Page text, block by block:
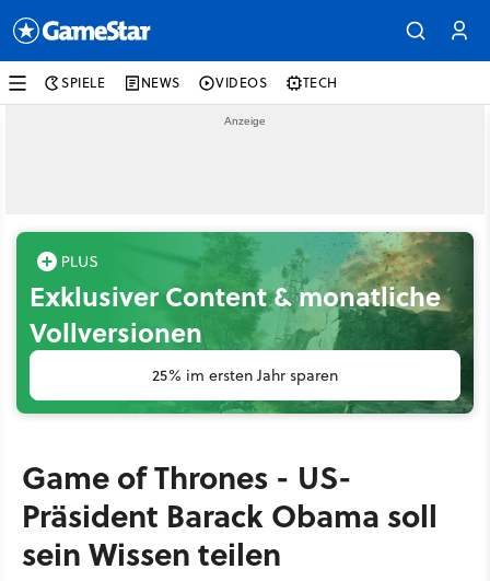
SPIELE NEWS VIDEOS TECH
Exklusiver Content & monatliche
Vollversionen
25% im ersten Jahr sparen
Game of Thrones - US-
Präsident Barack Obama soll
sein Wissen teilen